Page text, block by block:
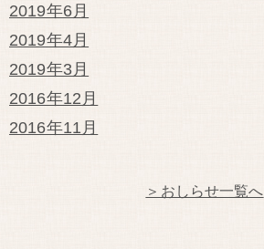
2019年6月
2019年4月
2019年3月
2016年12月
2016年11月
＞おしらせ一覧へ